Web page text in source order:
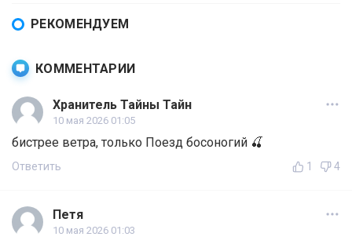
РЕКОМЕНДУЕМ
КОММЕНТАРИИ
Хранитель Тайны Тайн
10 мая 2026 01:05
бистрее ветра, только Поезд босоногий 🍒
Ответить 1 4
Петя
10 мая 2026 01:03